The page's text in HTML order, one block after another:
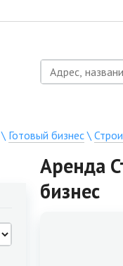
\ Готовый бизнес\
Аренда
бизнес